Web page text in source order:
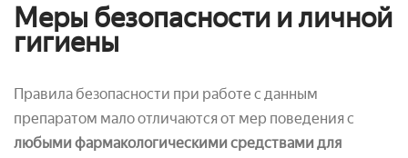
Меры безопасности и личной
гигиены
Правила безопасности при работе с данным
препаратом мало отличаются от мер поведения с
любыми фармакологическими средствами для